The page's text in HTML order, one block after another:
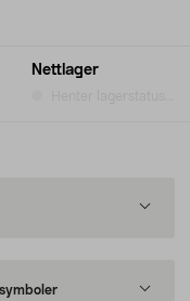
Nettlager